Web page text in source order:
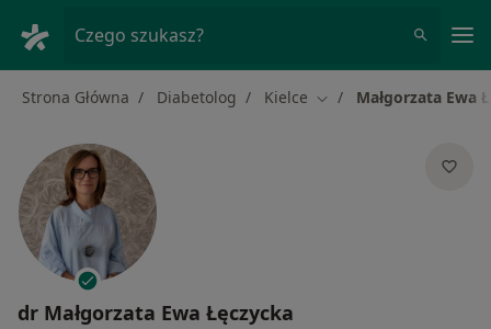
Czego szukasz?
Strona Główna Diabetolog Kielce Zmień miasto
Małgorzata Ewa
dr Małgorzata Ewa Łęczycka